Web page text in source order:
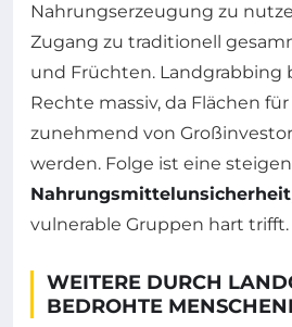
Nahrungserzeugung zu
Zugang zu traditionell
und Früchten. Landgrabbing
Rechte massiv, da Flächen
zunehmend von
werden. Folge ist eine
Nahrungsmittelunsicherheit
vulnerable Gruppen hart trifft.
WEITERE DURCH
BEDROHTE